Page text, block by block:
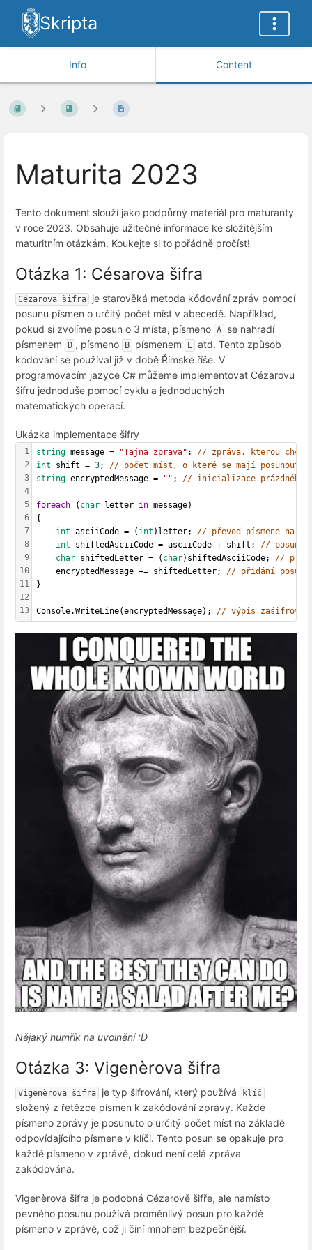
Skripta
Info Content
Maturita 2023
Tento dokument slouží jako podpůrný materiál pro maturanty
v roce 2023. Obsahuje užitečné informace ke složitějším
maturitním otázkám. Koukejte si to pořádně pročíst!
Otázka 1: Césarova šifra
Cézarova šifra
je starověká metoda kódování zpráv pomocí
posunu písmen o určitý počet míst v abecedě. Například,
pokud si zvolíme posun o 3 místa, písmeno A
se nahradí
písmenem
D , písmeno B písmenem E atd. Tento způsob
kódování se používal již v době Římské říše. V
programovacím jazyce C# můžeme implementovat Cézarovu
šifru jednoduše pomocí cyklu a jednoduchých
matematických operací.
Ukázka implementace šifry
1
2
3
4
5
6
7
8
9
10
11
12
13
string message = "Tajna zprava" ; // zpráva, kterou
int shift = 3; // počet míst, o které se mají posunout
string encryptedMessage = "" ; // inicializace prázdného
foreach ( char letter in message)
{
int asciiCode = ( int )letter; // převod písmene na
int shiftedAsciiCode = asciiCode + shift; //
char shiftedLetter = ( char)shiftedAsciiCode; //
    encryptedMessage += shiftedLetter;
// přidání
}
Console.WriteLine(encryptedMessage); // výpis
Nějaký humřík na uvolnění :D
Otázka 3: Vigenèrova šifra
Vigenèrova šifra je typ šifrování, který používá klíč
složený z řetězce písmen k zakódování zprávy. Každé
písmeno zprávy je posunuto o určitý počet míst na základě
odpovídajícího písmene v klíči. Tento posun se opakuje pro
každé písmeno v zprávě, dokud není celá zpráva
zakódována.
Vigenèrova šifra je podobná Cézarově šifře, ale namísto
pevného posunu používá proměnlivý posun pro každé
písmeno v zprávě, což ji činí mnohem bezpečnější.